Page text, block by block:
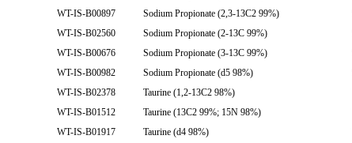
WT-IS-B00897
Sodium Propionate (2,3-13C2 99%)
WT-IS-B02560
Sodium Propionate (2-13C 99%)
WT-IS-B00676
Sodium Propionate (3-13C 99%)
WT-IS-B00982
Sodium Propionate (d5 98%)
WT-IS-B02378
Taurine (1,2-13C2 98%)
WT-IS-B01512
Taurine (13C2 99%; 15N 98%)
WT-IS-B01917
Taurine (d4 98%)